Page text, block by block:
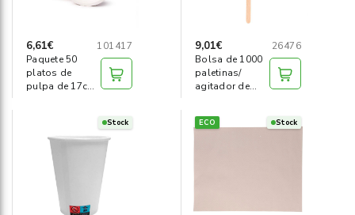
6,61€
101417
Paquete 50
platos de
pulpa de 17cm
9,01€
26476
Bolsa de 1000
paletinas/
agitador de
Stock ECO Stock